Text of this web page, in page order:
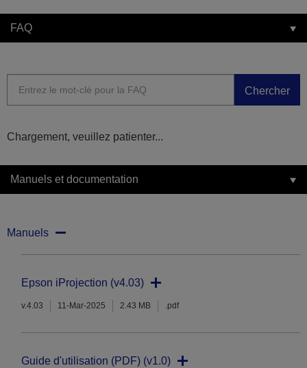
FAQ
Chercher
Chargement, veuillez patienter...
Manuels et documentation
Manuels
Epson iProjection (v4.03)
v.4.03 11-Mar-2025 2.43 MB .pdf
Guide d'utilisation (PDF) (v1.0)